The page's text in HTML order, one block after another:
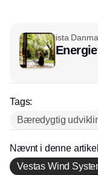
ista
Tags:
Bæredygtig
Nævnt i denne
Vestas Wind